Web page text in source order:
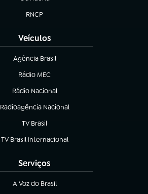
RNCP
(abre em nova aba)
Veículos
Agência Brasil
(abre em nova aba)
Rádio MEC
(abre em nova aba)
Rádio Nacional
Radioagência Nacional
(abre em nova aba)
TV Brasil
(abre em nova aba)
TV Brasil Internacional
(abre em nova aba)
Serviços
A Voz do Brasil
(abre em nova aba)